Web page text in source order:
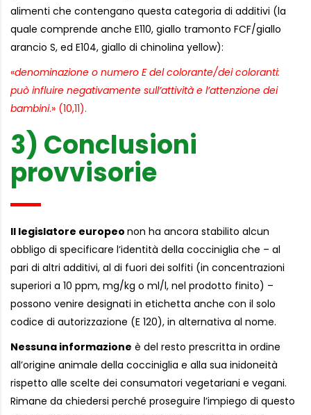
alimenti che contengano questa categoria di additivi (la
quale comprende anche E110, giallo tramonto FCF/giallo
arancio S, ed E104, giallo di chinolina yellow):
«denominazione o numero E del colorante/dei coloranti:
può influire negativamente sull’attività e l’attenzione dei
bambini.» (10,11).
3) Conclusioni
provvisorie
Il legislatore europeo non ha ancora stabilito alcun
obbligo di specificare l’identità della cocciniglia che – al
pari di altri additivi, al di fuori dei solfiti (in concentrazioni
superiori a 10 ppm, mg/kg o ml/l, nel prodotto finito) –
possono venire designati in etichetta anche con il solo
codice di autorizzazione (E 120), in alternativa al nome.
Nessuna informazione è del resto prescritta in ordine
all’origine animale della cocciniglia e alla sua inidoneità
rispetto alle scelte dei consumatori vegetariani e vegani.
Rimane da chiedersi perché proseguire l’impiego di questo